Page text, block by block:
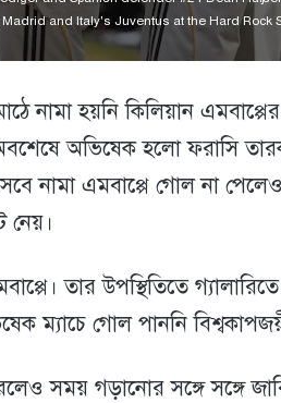
and Italy's Juventus at the Hard Rock
নামা হয়নি কিলিয়ান
অভিষেক হলো ফরাসি
নামা এমবাপ্পে গোল না
নেয়।
তার উপস্থিতিতে
ম্যাচে গোল পাননি
সময় গড়ানোর সঙ্গে সঙ্গে